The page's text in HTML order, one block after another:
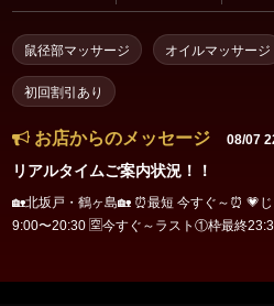
鼠径部マッサージ オイルマッサージ
初回割引あり
お店からのメッセージ 08/07
リアルタイムご案内状況！！
🏡北坂戸・鶴ヶ島🏡 ⏰最短 今すぐ～⏰ 💗じゅり💗 ⏰19:00～1:00 🙇‍♂️1
9:00〜20:30 🈳今すぐ～ラスト①枠最終23:30まで 🫧れい🫧